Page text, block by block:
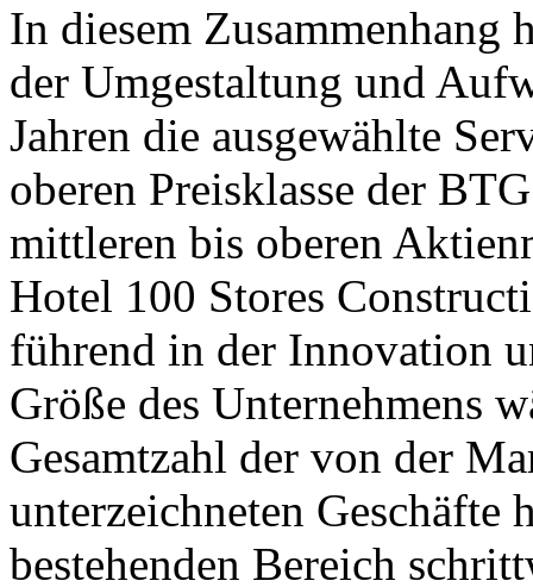
In diesem Zusammenhang
der Umgestaltung und
Jahren die ausgewählte
oberen Preisklasse der
mittleren bis oberen
Hotel 100 Stores
führend in der Innovation
Größe des Unternehmens
Gesamtzahl der von der
unterzeichneten Geschäfte
bestehenden Bereich